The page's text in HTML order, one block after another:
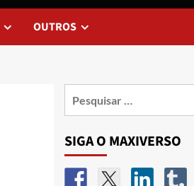
OUTROS
SIGA O MAXIVERSO